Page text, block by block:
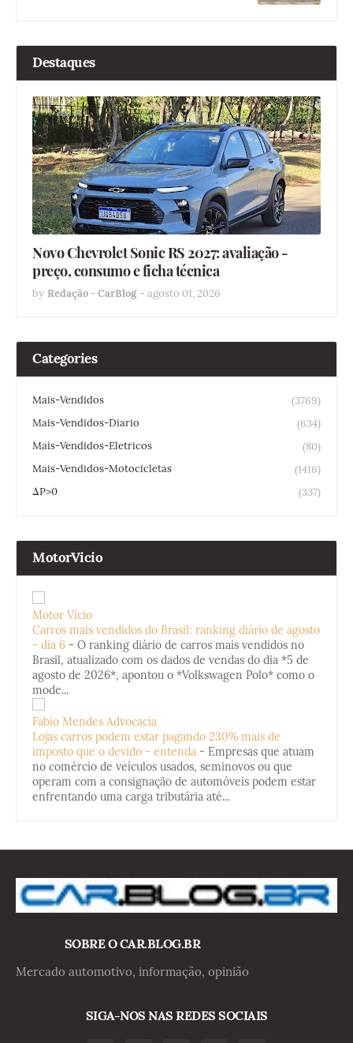
Destaques
Novo Chevrolet Sonic RS 2027: avaliação -
preço, consumo e ficha técnica
by Redação - CarBlog - agosto 01, 2026
Categories
Mais-Vendidos
(3769)
Mais-Vendidos-Diario
(634)
Mais-Vendidos-Eletricos
(80)
Mais-Vendidos-Motocicletas
(1416)
ΔP>0
(337)
MotorVicio
Motor Vício
Carros mais vendidos do Brasil: ranking diário de agosto
- dia 6 - O ranking diário de carros mais vendidos no
Brasil, atualizado com os dados de vendas do dia *5 de
agosto de 2026*, apontou o *Volkswagen Polo* como o
mode...
Fabio Mendes Advocacia
Lojas carros podem estar pagando 230% mais de
imposto que o devido - entenda - Empresas que atuam
no comércio de veículos usados, seminovos ou que
operam com a consignação de automóveis podem estar
enfrentando uma carga tributária até...
SOBRE O CAR.BLOG.BR
Mercado automotivo, informação, opinião
SIGA-NOS NAS REDES SOCIAIS